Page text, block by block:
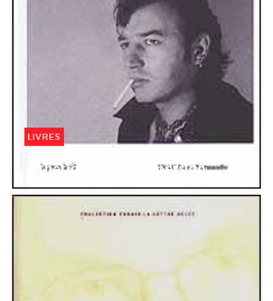
LIVRES
Esthétique de la dispersion